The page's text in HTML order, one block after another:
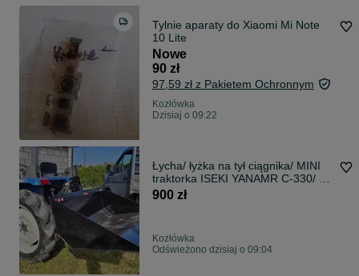
Tylnie aparaty do Xiaomi Mi Note
10 Lite
Nowe
90 zł
97,59 zł z Pakietem Ochronnym
Kozłówka
Dzisiaj o 09:22
Łycha/ łyżka na tył ciągnika/ MINI
traktorka ISEKI YANAMR C-330/ T-
25
900 zł
Kozłówka
Odświeżono dzisiaj o 09:04